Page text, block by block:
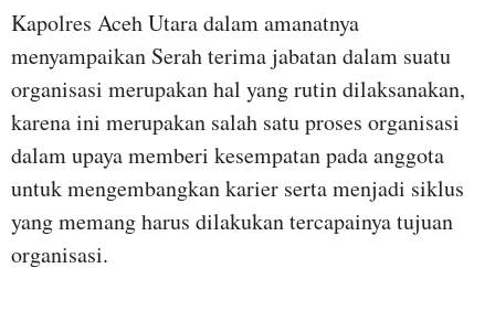
Kapolres Aceh Utara dalam amanatnya
menyampaikan Serah terima jabatan dalam suatu
organisasi merupakan hal yang rutin dilaksanakan,
karena ini merupakan salah satu proses organisasi
dalam upaya memberi kesempatan pada anggota
untuk mengembangkan karier serta menjadi siklus
yang memang harus dilakukan tercapainya tujuan
organisasi.